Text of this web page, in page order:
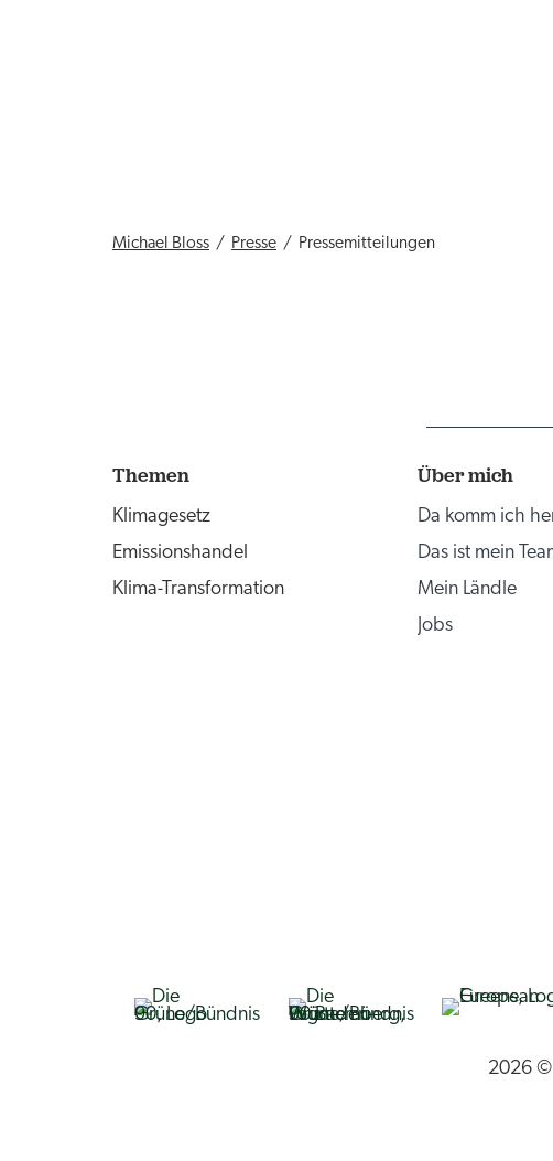
Michael Bloss Presse Pressemitteilungen
Themen
Klimagesetz
Emissionshandel
Klima-Transformation
Über mich
Da komm ich
Das ist mein
Mein Ländle
Jobs
2026 ©